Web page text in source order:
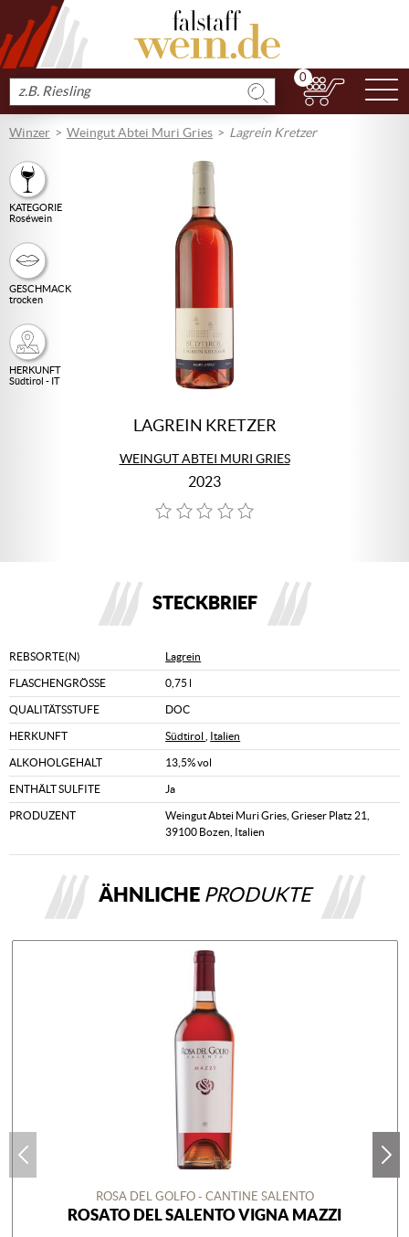
Produkt
suchen
0
Winzer Weingut Abtei Muri Gries Lagrein Kretzer
KATEGORIE
Roséwein
GESCHMACK
trocken
HERKUNFT
Südtirol - IT
LAGREIN KRETZER
WEINGUT ABTEI MURI GRIES
2023
STECKBRIEF
REBSORTE(N) Lagrein
FLASCHENGRÖSSE 0,75 l
QUALITÄTSSTUFE DOC
HERKUNFT Südtirol Italien
ALKOHOLGEHALT 13,5% vol
ENTHÄLT SULFITE Ja
PRODUZENT
Weingut Abtei Muri Gries, Grieser Platz 21,
39100 Bozen, Italien
ÄHNLICHE PRODUKTE
ROSA DEL GOLFO - CANTINE SALENTO
ROSATO DEL SALENTO VIGNA MAZZI